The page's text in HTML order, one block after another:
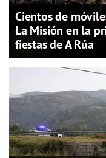
Cientos de
La Misión en la
fiestas de A Rúa